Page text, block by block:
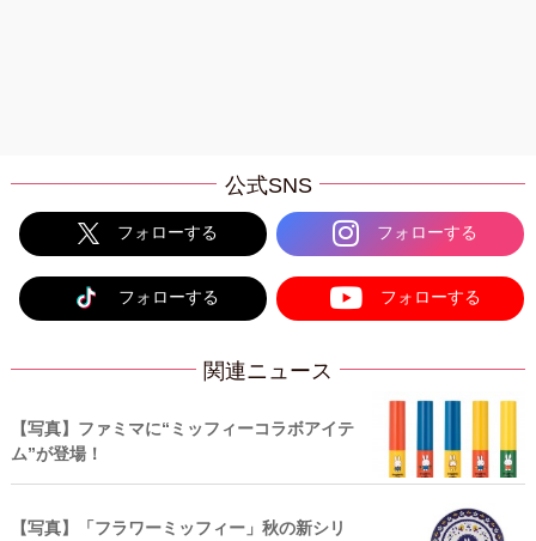
公式SNS
フォローする フォローする
フォローする フォローする
関連ニュース
【写真】ファミマに“ミッフィーコラボアイテ
ム”が登場！
【写真】「フラワーミッフィー」秋の新シリ